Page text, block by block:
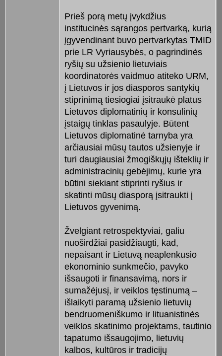
Prieš porą metų įvykdžius
institucinės sąrangos pertvarką, kurią
įgyvendinant buvo pertvarkytas TMID
prie LR Vyriausybės, o pagrindinės
ryšių su užsienio lietuviais
koordinatorės vaidmuo atiteko URM,
į Lietuvos ir jos diasporos santykių
stiprinimą tiesiogiai įsitraukė platus
Lietuvos diplomatinių ir konsulinių
įstaigų tinklas pasaulyje. Būtent
Lietuvos diplomatinė tarnyba yra
arčiausiai mūsų tautos užsienyje ir
turi daugiausiai žmogiškųjų išteklių ir
administracinių gebėjimų, kurie yra
būtini siekiant stiprinti ryšius ir
skatinti mūsų diasporą įsitraukti į
Lietuvos gyvenimą.
Žvelgiant retrospektyviai, galiu
nuoširdžiai pasidžiaugti, kad,
nepaisant ir Lietuvą neaplenkusio
ekonominio sunkmečio, pavyko
išsaugoti ir finansavimą, nors ir
sumažėjusį, ir veiklos tęstinumą –
išlaikyti paramą užsienio lietuvių
bendruomeniškumo ir lituanistinės
veiklos skatinimo projektams, tautinio
tapatumo išsaugojimo, lietuvių
kalbos, kultūros ir tradicijų